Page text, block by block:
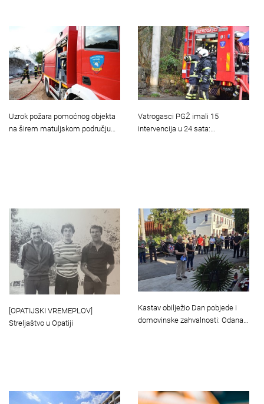
Uzrok požara pomoćnog objekta
na širem matuljskom području…
Vatrogasci PGŽ imali 15
intervencija u 24 sata:…
[OPATIJSKI VREMEPLOV]
Streljaštvo u Opatiji
Kastav obilježio Dan pobjede i
domovinske zahvalnosti: Odana…